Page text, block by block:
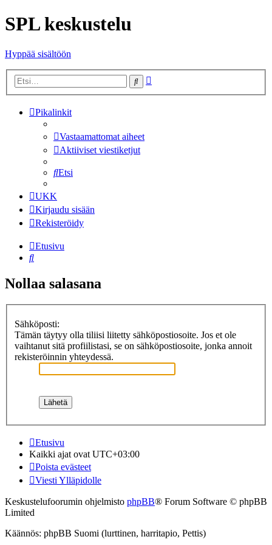
SPL keskustelu
Hyppää sisältöön
Etsi
Pikalinkit
Vastaamattomat aiheet
Aktiiviset viestiketjut
Etsi
UKK
Kirjaudu sisään
Rekisteröidy
Etusivu
Etsi
Nollaa salasana
Sähköposti:
Tämän täytyy olla tiliisi liitetty sähköpostiosoite. Jos et ole
vaihtanut sitä profiilistasi, se on sähköpostiosoite, jonka annoit
rekisteröinnin yhteydessä.
Etusivu
Kaikki ajat ovat UTC+03:00
Poista evästeet
Viesti Ylläpidolle
Keskustelufoorumin ohjelmisto phpBB® Forum Software © phpBB
Limited
Käännös: phpBB Suomi (lurttinen, harritapio, Pettis)